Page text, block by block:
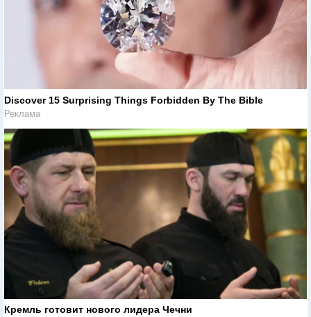
Discover 15 Surprising Things Forbidden By The Bible
Реклама
Кремль готовит нового лидера Чечни